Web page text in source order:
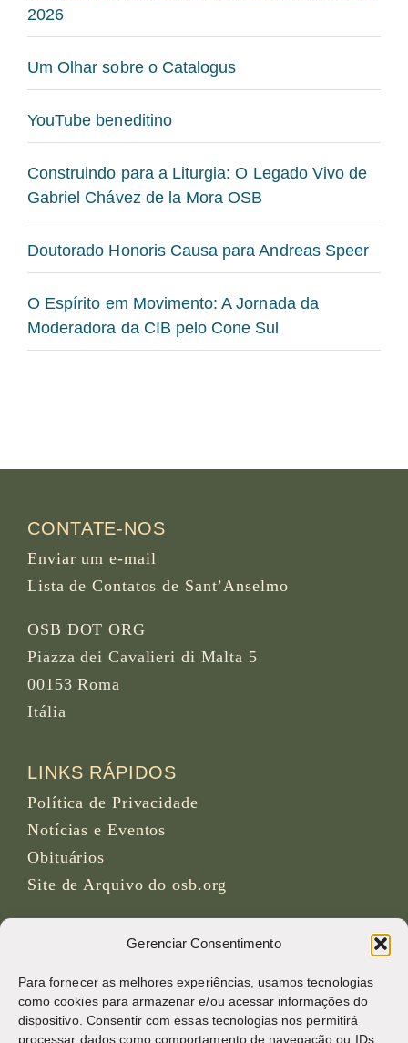
Gerenciar Consentimento
Para fornecer as melhores experiências, usamos tecnologias
como cookies para armazenar e/ou acessar informações do
dispositivo. Consentir com essas tecnologias nos permitirá
processar dados como comportamento de navegação ou IDs
2026
Um Olhar sobre o Catalogus
YouTube beneditino
Construindo para a Liturgia: O Legado Vivo de
Gabriel Chávez de la Mora OSB
Doutorado Honoris Causa para Andreas Speer
O Espírito em Movimento: A Jornada da
Moderadora da CIB pelo Cone Sul
CONTATE-NOS
Enviar um e-mail
Lista de Contatos de Sant’Anselmo
OSB DOT ORG
Piazza dei Cavalieri di Malta 5
00153 Roma
Itália
LINKS RÁPIDOS
Política de Privacidade
Notícias e Eventos
Obituários
Site de Arquivo do osb.org
REDES SOCIAIS